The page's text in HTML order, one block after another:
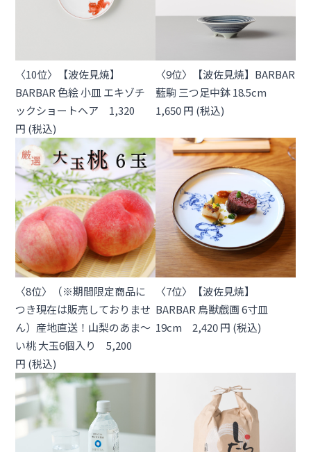
〈10位〉【波佐見焼】
BARBAR 色絵 小皿 エキゾチ
ックショートヘア 1,320
円 (税込)
〈9位〉【波佐見焼】BARBAR
藍駒 三つ足中鉢 18.5cm
1,650 円 (税込)
〈8位〉（※期間限定商品に
つき現在は販売しておりませ
ん）産地直送！山梨のあま～
い桃 大玉6個入り 5,200
円 (税込)
〈7位〉【波佐見焼】
BARBAR 鳥獣戯画 6寸皿
19cm 2,420 円 (税込)